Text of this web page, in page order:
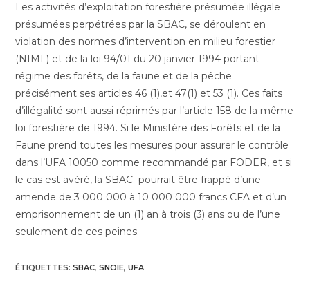
Les activités d’exploitation forestière présumée illégale
présumées perpétrées par la SBAC, se déroulent en
violation des normes d’intervention en milieu forestier
(NIMF) et de la loi 94/01 du 20 janvier 1994 portant
régime des forêts, de la faune et de la pêche
précisément ses articles 46 (1),et 47(1) et 53 (1). Ces faits
d’illégalité sont aussi réprimés par l’article 158 de la même
loi forestière de 1994. Si le Ministère des Forêts et de la
Faune prend toutes les mesures pour assurer le contrôle
dans l’UFA 10050 comme recommandé par FODER, et si
le cas est avéré, la SBAC pourrait être frappé d’une
amende de 3 000 000 à 10 000 000 francs CFA et d’un
emprisonnement de un (1) an à trois (3) ans ou de l’une
seulement de ces peines.
ÉTIQUETTES:SBAC, SNOIE, UFA